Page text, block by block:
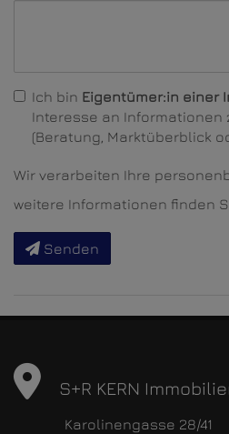
Ich bin Eigentümer:in einer
Interesse an Informationen
(Beratung, Marktüberblick
Wir verarbeiten Ihre
weitere Informationen finden
Senden
S+R KERN
Karolinengasse 28/41